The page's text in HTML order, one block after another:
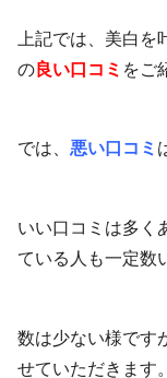
上記では、美白を
の 良い口コミ をご
では、 悪い口コミ
いい口コミは多く
ている人も一定数
数は少ない様です
せていただきます。